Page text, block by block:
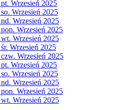
pt. Wrzesień 2025
so. Wrzesień 2025
nd. Wrzesień 2025
pon. Wrzesień 2025
wt. Wrzesień 2025
śr. Wrzesień 2025
czw. Wrzesień 2025
pt. Wrzesień 2025
so. Wrzesień 2025
nd. Wrzesień 2025
pon. Wrzesień 2025
wt. Wrzesień 2025